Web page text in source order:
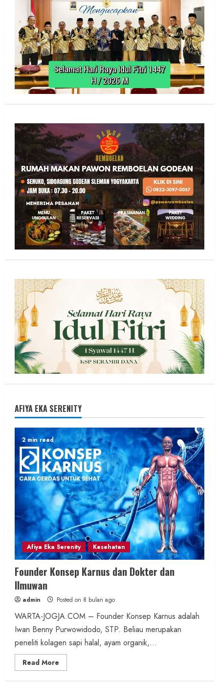
AFIYA EKA SERENITY
2 min read
Afiya Eka Serenity Kesehatan
Founder Konsep Karnus dan Dokter dan
Ilmuwan
admin Posted on 8 bulan ago
WARTA-JOGJA.COM – Founder Konsep Karnus adalah
Iwan Benny Purwowidodo, STP. Beliau merupakan
peneliti kolagen sapi halal, ayam organik,...
Read More
more